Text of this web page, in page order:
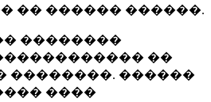
�� ������ ������.
��������
��
��������. ������
����